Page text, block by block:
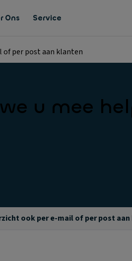
Ons Service
of per post aan klanten
u mee
ook per e-mail of per post